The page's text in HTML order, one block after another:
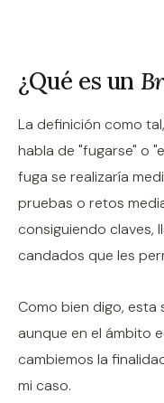
¿Qué es un
La definición como
habla de "fugarse" o
fuga se realizaría
pruebas o retos
consiguiendo claves,
candados que les
Como bien digo, esta
aunque en el ámbito
cambiemos la
mi caso.